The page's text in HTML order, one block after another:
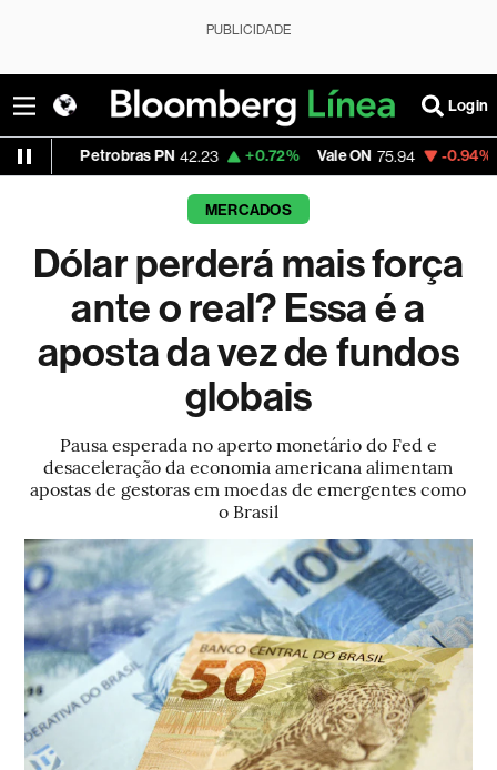
PUBLICIDADE
Login
PN 42.23 +0.72% Vale ON 75.94 -0.94% Itaú PN
MERCADOS
Dólar perderá mais força
ante o real? Essa é a
aposta da vez de fundos
globais
Pausa esperada no aperto monetário do Fed e
desaceleração da economia americana alimentam
apostas de gestoras em moedas de emergentes como
o Brasil